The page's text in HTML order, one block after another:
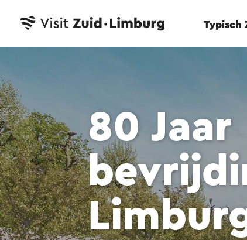
Typisch
80 Jaar